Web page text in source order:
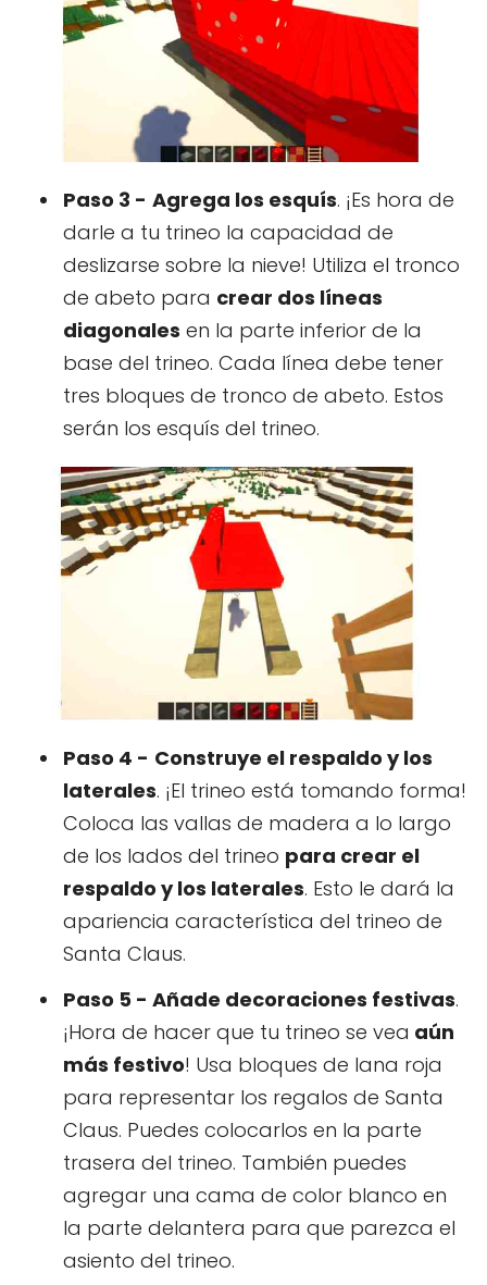
Paso 3 - Agrega los esquís. ¡Es hora de
darle a tu trineo la capacidad de
deslizarse sobre la nieve! Utiliza el tronco
de abeto para crear dos líneas
diagonales en la parte inferior de la
base del trineo. Cada línea debe tener
tres bloques de tronco de abeto. Estos
serán los esquís del trineo.
Paso 4 - Construye el respaldo y los
laterales. ¡El trineo está tomando forma!
Coloca las vallas de madera a lo largo
de los lados del trineo para crear el
respaldo y los laterales. Esto le dará la
apariencia característica del trineo de
Santa Claus.
Paso 5 - Añade decoraciones festivas.
¡Hora de hacer que tu trineo se vea aún
más festivo! Usa bloques de lana roja
para representar los regalos de Santa
Claus. Puedes colocarlos en la parte
trasera del trineo. También puedes
agregar una cama de color blanco en
la parte delantera para que parezca el
asiento del trineo.